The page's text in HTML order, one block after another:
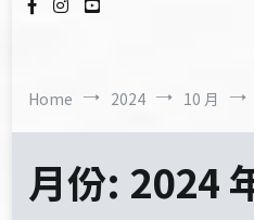
Home 2024 10 月
月份: 2024